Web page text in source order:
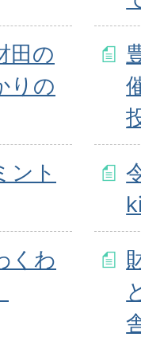
田の
りの
ント
くわ